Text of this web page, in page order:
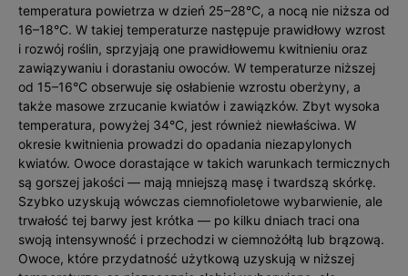
temperatura powietrza w dzień 25–28°C, a nocą nie niższa od
16–18°C. W takiej temperaturze następuje prawidłowy wzrost
i rozwój roślin, sprzyjają one prawidłowemu kwitnieniu oraz
zawiązywaniu i dorastaniu owoców. W temperaturze niższej
od 15–16°C obserwuje się osłabienie wzrostu oberżyny, a
także masowe zrzucanie kwiatów i zawiązków. Zbyt wysoka
temperatura, powyżej 34°C, jest również niewłaściwa. W
okresie kwitnienia prowadzi do opadania niezapylonych
kwiatów. Owoce dorastające w takich warunkach termicznych
są gorszej jakości — mają mniejszą masę i twardszą skórkę.
Szybko uzyskują wówczas ciemnofioletowe wybarwienie, ale
trwałość tej barwy jest krótka — po kilku dniach traci ona
swoją intensywność i przechodzi w ciemnożółtą lub brązową.
Owoce, które przydatność użytkową uzys­kują w niższej